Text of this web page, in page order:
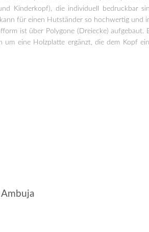
Kinderkopf), die individuell
für einen Hutständer so hochwertig
ist über Polygone (Dreiecke)
eine Holzplatte ergänzt, die dem Kopf